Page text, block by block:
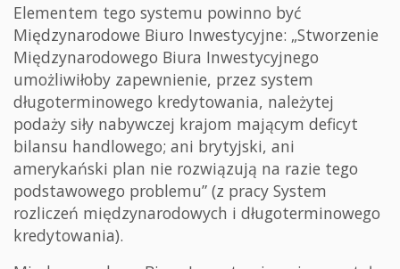
Elementem tego systemu powinno być
Międzynarodowe Biuro Inwestycyjne: „Stworzenie
Międzynarodowego Biura Inwestycyjnego
umożliwiłoby zapewnienie, przez system
długoterminowego kredytowania, należytej
podaży siły nabywczej krajom mającym deficyt
bilansu handlowego; ani brytyjski, ani
amerykański plan nie rozwiązują na razie tego
podstawowego problemu” (z pracy System
rozliczeń międzynarodowych i długoterminowego
kredytowania).